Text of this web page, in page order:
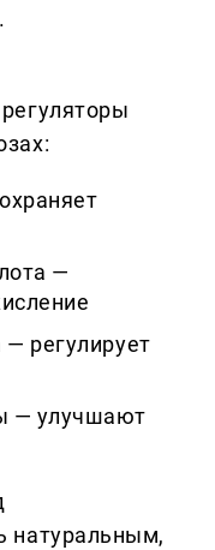
—
регулирует
— улучшают
натуральным,